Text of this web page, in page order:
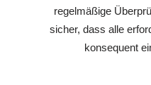
regelmäßige
sicher, dass alle
konsequent